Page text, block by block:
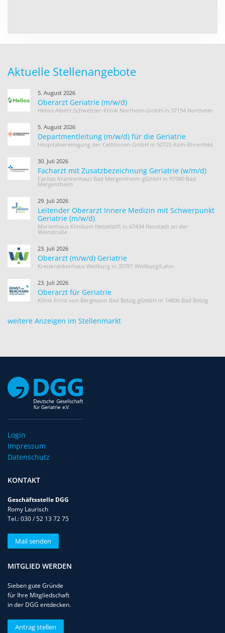
Aktuelle Stellenangebote
5. August 2026
Oberarzt Geriatrie (m/w/d)
Helios Albert-Schweitzer-Klinik Northeim GmbH in 37154 Northeim
5. August 2026
Departmentleitung (m/w/d) für die Geriatrie
Hospitalvereinigung der Cellitinnen GmbH in 50725 Köln-Ehrenfeld
30. Juli 2026
Facharzt mit Zusatzbezeichnung Geriatrie (w/m/d)
Caritas Krankenhaus Bad Mergentheim gGmbH in 97980 Bad
Mergentheim
29. Juli 2026
Leitender Oberarzt Innere Medizin mit Schwerpunkt
Geriatrie (m/w/d)
Marienhaus Klinikum Hetzelstift in 67434 Neustadt an der
Weinstraße
23. Juli 2026
Oberarzt (m/w/d) Geriatrie
Kreiskrankenhaus Weilburg in 35781 Weilburg/Lahn
23. Juli 2026
Oberarzt für Geriatrie
Klinik Ernst von Bergmann Bad Belzig gGmbH in 14806 Bad Belzig
weitere Anzeigen im Stellenmarkt
Login
Impressum
Datenschutz
KONTAKT
Geschäftsstelle DGG
Romy Laurisch
Tel.: 030 / 52 13 72 75
Mail senden
MITGLIED WERDEN
Sieben gute Gründe
für Ihre Mitgliedschaft
in der DGG entdecken.
Antrag stellen